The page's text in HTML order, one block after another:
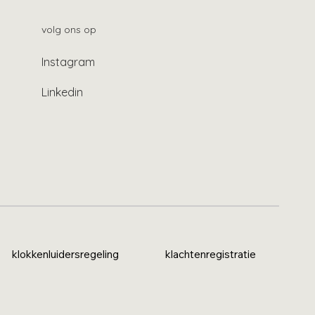
volg ons op
Instagram
Linkedin
klokkenluidersregeling klachtenregistratie